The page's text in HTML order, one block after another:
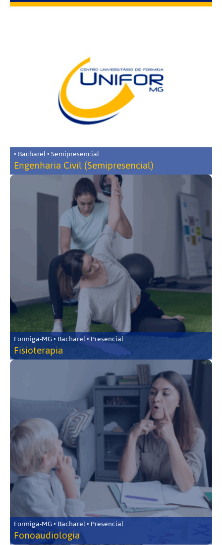
• Bacharel • Semipresencial
Engenharia Civil (Semipresencial)
Formiga-MG • Bacharel • Presencial
Fisioterapia
Formiga-MG • Bacharel • Presencial
Fonoaudiologia